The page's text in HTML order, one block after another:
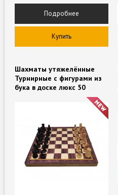
Подробнее
Купить
Шахматы утяжелённые
Турнирные с фигурами из
бука в доске люкс 50